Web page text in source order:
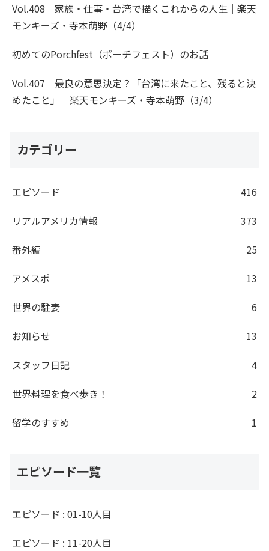
Vol.408｜家族・仕事・台湾で描くこれからの人生｜楽天
モンキーズ・寺本萌野（4/4）
初めてのPorchfest（ポーチフェスト）のお話
Vol.407｜最良の意思決定？「台湾に来たこと、残ると決
めたこと」｜楽天モンキーズ・寺本萌野（3/4）
カテゴリー
エピソード
416
リアルアメリカ情報
373
番外編
25
アメスポ
13
世界の駐妻
6
お知らせ
13
スタッフ日記
4
世界料理を食べ歩き！
2
留学のすすめ
1
エピソード一覧
エピソード : 01-10人目
エピソード : 11-20人目